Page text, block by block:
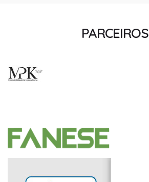
PARCEIROS